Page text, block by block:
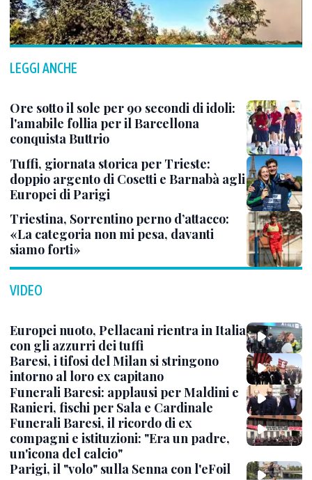
LEGGI ANCHE
Ore sotto il sole per 90 secondi di idoli:
l'amabile follia per il Barcellona
conquista Buttrio
Tuffi, giornata storica per Trieste:
doppio argento di Cosetti e Barnabà agli
Europei di Parigi
Triestina, Sorrentino perno d’attacco:
«La categoria non mi pesa, davanti
siamo forti»
VIDEO
Europei nuoto, Pellacani rientra in Italia
con gli azzurri dei tuffi
Baresi, i tifosi del Milan si stringono
intorno al loro ex capitano
Funerali Baresi: applausi per Maldini e
Ranieri, fischi per Sala e Cardinale
Funerali Baresi, il ricordo di ex
compagni e istituzioni: "Era un padre,
un'icona del calcio"
Parigi, il "volo" sulla Senna con l'eFoil